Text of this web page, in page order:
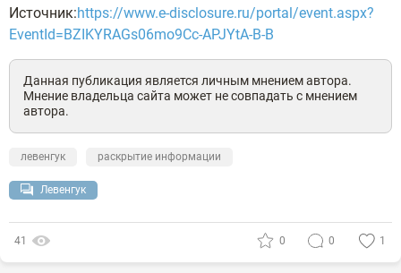
Источник:https://www.e-disclosure.ru/portal/event.aspx?
EventId=BZIKYRAGs06mo9Cc-APJYtA-B-B
Данная публикация является личным мнением автора.
Мнение владельца сайта может не совпадать с мнением
автора.
левенгук раскрытие информации
Левенгук
41 0 0 1